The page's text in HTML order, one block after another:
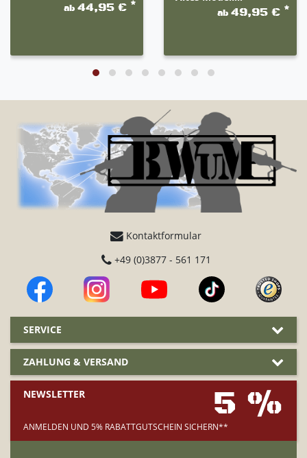
ab44,95 € *
ab 49,95 € *
Kontaktformular
+49 (0)3877 - 561 171
SERVICE
ZAHLUNG & VERSAND
NEWSLETTER 5 %
ANMELDEN UND 5% RABATTGUTSCHEIN SICHERN**